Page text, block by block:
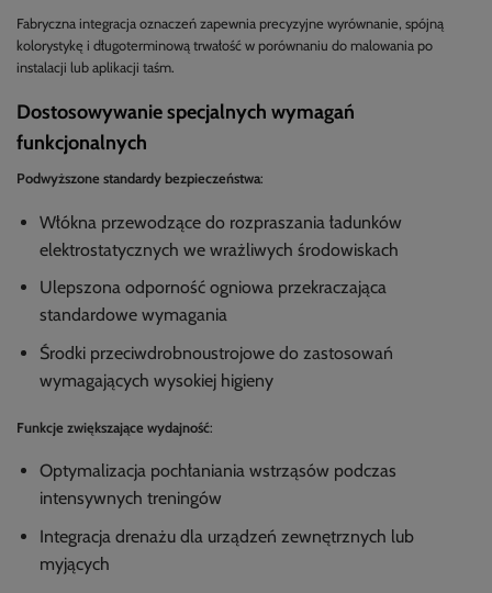
Fabryczna integracja oznaczeń zapewnia precyzyjne wyrównanie, spójną
kolorystykę i długoterminową trwałość w porównaniu do malowania po
instalacji lub aplikacji taśm.
Dostosowywanie specjalnych wymagań
funkcjonalnych
Podwyższone standardy bezpieczeństwa:
Włókna przewodzące do rozpraszania ładunków
elektrostatycznych we wrażliwych środowiskach
Ulepszona odporność ogniowa przekraczająca
standardowe wymagania
Środki przeciwdrobnoustrojowe do zastosowań
wymagających wysokiej higieny
Funkcje zwiększające wydajność:
Optymalizacja pochłaniania wstrząsów podczas
intensywnych treningów
Integracja drenażu dla urządzeń zewnętrznych lub
myjących